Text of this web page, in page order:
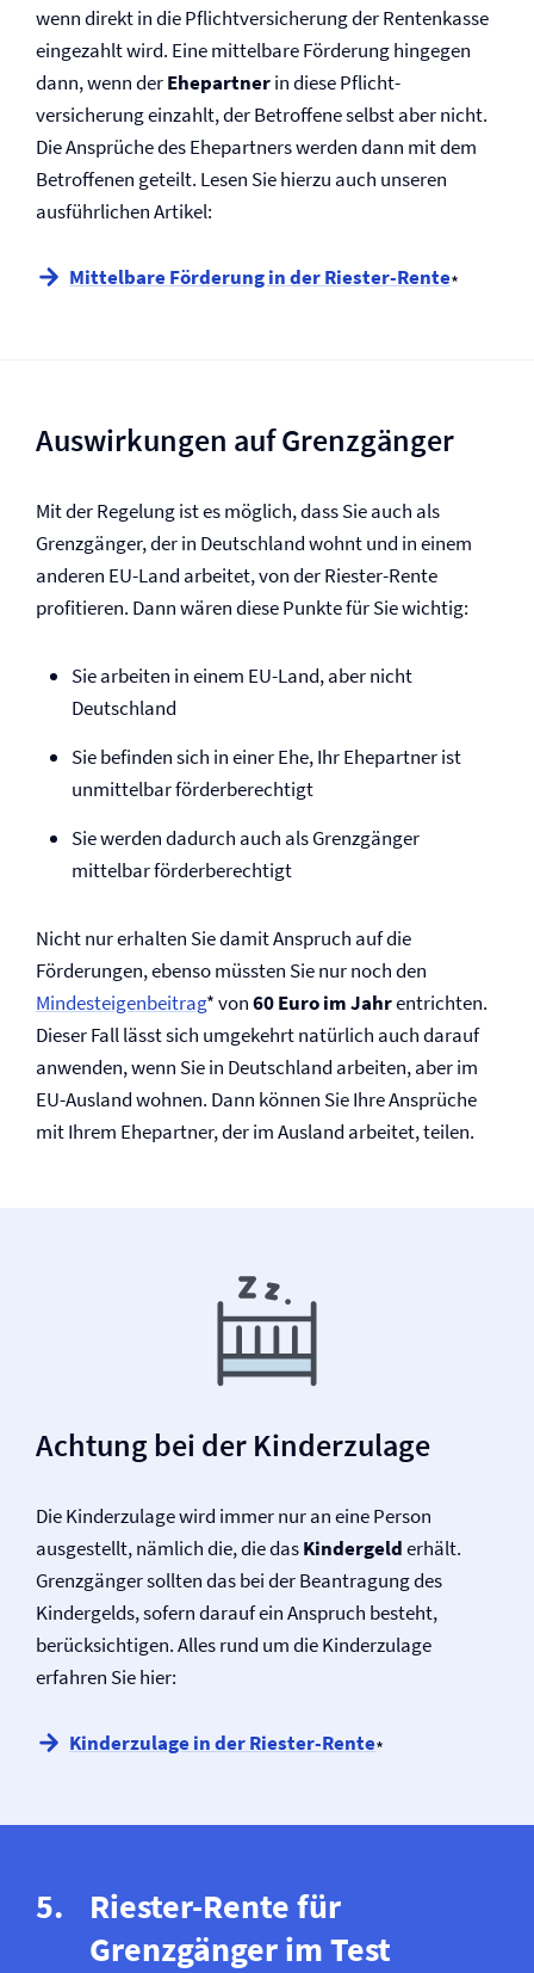
wenn direkt in die Pflicht­versicherung der Rentenkasse
eingezahlt wird. Eine mittelbare Förderung hingegen
dann, wenn derEhepartnerin diese Pflicht­
versicherung einzahlt, der Betroffene selbst aber nicht.
Die Ansprüche des Ehepartners werden dann mit dem
Betroffenen geteilt. Lesen Sie hierzu auch unseren
ausführlichen Artikel:
Mittelbare Förderung in der Riester-Rente*
Auswirkungen auf Grenzgänger
Mit der Regelung ist es möglich, dass Sie auch als
Grenzgänger, der in Deutschland wohnt und in einem
anderen EU-Land arbeitet, von der Riester-Rente
profitieren. Dann wären diese Punkte für Sie wichtig:
Sie arbeiten in einem EU-Land, aber nicht
Deutschland
Sie befinden sich in einer Ehe, Ihr Ehepartner ist
unmittelbar förderberechtigt
Sie werden dadurch auch als Grenzgänger
mittelbar förderberechtigt
Nicht nur erhalten Sie damit Anspruch auf die
Förderungen, ebenso müssten Sie nur noch den
Mindesteigenbeitrag* von60 Euro im Jahrentrichten.
Dieser Fall lässt sich umgekehrt natürlich auch darauf
anwenden, wenn Sie in Deutschland arbeiten, aber im
EU-Ausland wohnen. Dann können Sie Ihre Ansprüche
mit Ihrem Ehepartner, der im Ausland arbeitet, teilen.
Achtung bei der Kinderzulage
Die Kinderzulage wird immer nur an eine Person
ausgestellt, nämlich die, die dasKindergelderhält.
Grenzgänger sollten das bei der Beantragung des
Kindergelds, sofern darauf ein Anspruch besteht,
berücksichtigen. Alles rund um die Kinderzulage
erfahren Sie hier:
Kinderzulage in der Riester-Rente*
Riester-Rente für
Grenzgänger im Test